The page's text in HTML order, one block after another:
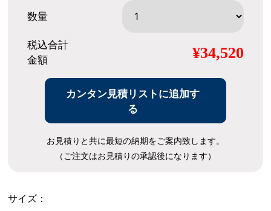
数量
税込合計
金額
¥34,520
カンタン見積リストに追加す
る
お見積りと共に最短の納期をご案内致します。
（ご注文はお見積りの承認後になります）
サイズ：